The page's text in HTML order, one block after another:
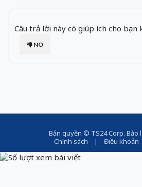
Câu trả lời này có giúp ích cho bạn
NO
Bản quyền © TS24 Corp. Bảo
Chính sách | Điều khoản